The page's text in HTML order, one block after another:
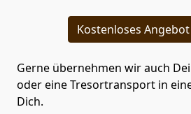
Kostenloses
Gerne übernehmen wir auch
oder eine Tresortransport in
Dich.